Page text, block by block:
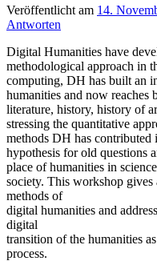
Veröffentlicht am 14.
Antworten
Digital Humanities have
methodological approach in
computing, DH has built an
humanities and now reaches
literature, history, history of
stressing the quantitative
methods DH has
hypothesis for old questions
place of humanities in
society. This workshop
methods of
digital humanities and
digital
transition of the humanities
process.